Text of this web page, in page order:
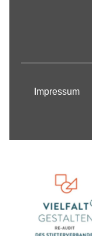
Impressum